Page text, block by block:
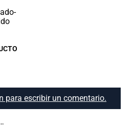
para escribir un comentario.